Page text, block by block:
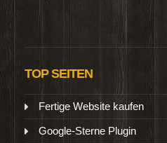
TOP SEITEN
Fertige Website kaufen
Google-Sterne Plugin